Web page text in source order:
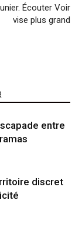
Écouter Voir
vise plus grand
entre
discret